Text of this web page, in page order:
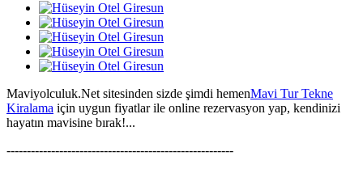
Maviyolculuk.Net sitesinden sizde şimdi hemenMavi Tur Tekne
Kiralama için uygun fiyatlar ile online rezervasyon yap, kendinizi
hayatın mavisine bırak!...
--------------------------------------------------------